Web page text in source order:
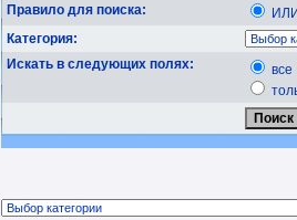
Правило для поиска:
Категория:
Искать в следующих полях:
все